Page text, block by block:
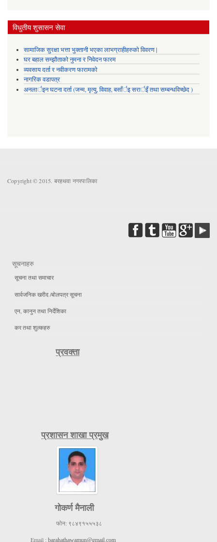
विधुतीय शुसासन सेवा
सामाजिक सुरक्षा भत्ता भुक्तानी भएका लाभग्राहीहरुको विवरण |
घर बहाल सम्झौताको नुमना र निवेदन फारम
व्यवसाय दर्ता र नवीकरण फारामको
नागरिक वडापत्र
अनलार्इन घटना दर्ता (जन्म, मृत्यु, विवाह, बसाँर्इ सरार्इँ तथा सम्बन्धविच्छेद )
Copyright © 2015. बरहथवा नगरपालिका
सूचनाहरु
सूचना तथा समाचार
सार्वजनिक खरीद /बोलपत्र सूचना
एन, कानुन तथा निर्देशिका
कर तथा शुल्कहरु
प्रवक्ता
प्रशासन शाखा प्रमुख
गोकर्ण मैनाली
फोन: ९८४९१५५५३८
Email : barahathawamun@gmail.com